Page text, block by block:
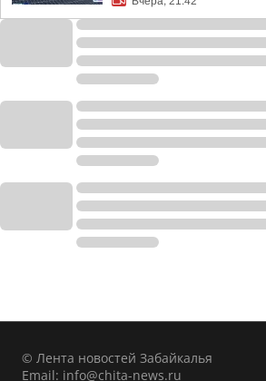
© Лента новостей Забайкалья
Email: info@chita-news.ru